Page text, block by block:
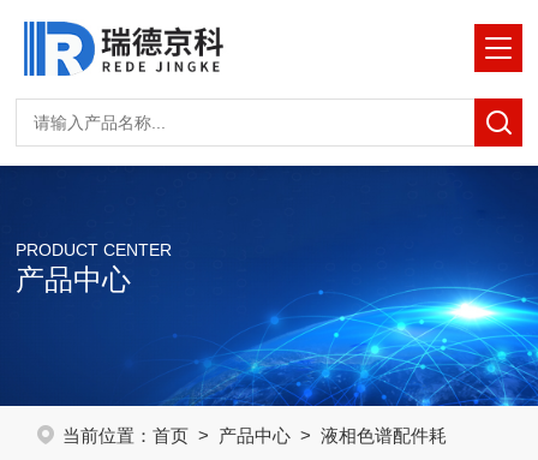
PRODUCT CENTER
产品中心
当前位置： 首页> 产品中心> 液相色谱配件耗